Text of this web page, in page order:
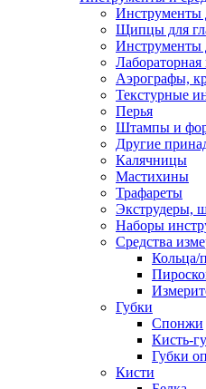
Инструменты
Щипцы для
Инструменты
Лабораторная
Аэрографы,
Текстурные
Перья
Штампы и
Другие
Калячницы
Мастихины
Трафареты
Экструдеры,
Наборы
Средства
Кольца/
Губки
Спонжи
Кисть-
Губки
Кисти